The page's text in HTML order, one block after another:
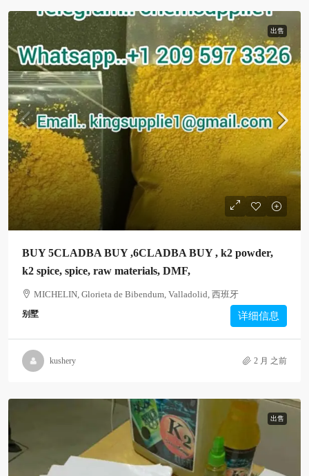
出售
BUY 5CLADBA BUY ,6CLADBA BUY , k2 powder,
k2 spice, spice, raw materials, DMF,
MICHELIN, Glorieta de Bibendum, Valladolid, 西班牙
别墅 详细信息
kushery 2 月 之前
出售